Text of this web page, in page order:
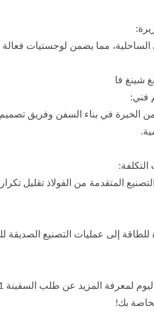
مما يضمن لوجستيات فعالة
شينغ فا
فني:
من 50 عامًا من الخبرة في بناء السفن
المتقدمة من الفولاذ تقليل
إلى عمليات التصنيع الصديقة
بك!
طويل